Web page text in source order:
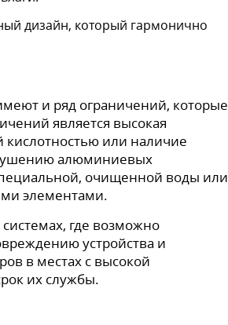
дизайн, который гармонично
и ряд ограничений, которые
является высокая
кислотностью или наличие
алюминиевых
очищенной воды или
элементами.
где возможно
устройства и
в местах с высокой
их службы.